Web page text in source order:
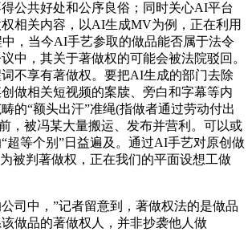
公共好处和公序良俗；同时关心AI平台
相关内容，以AI生成MV为例，正在利用
，当今AI手艺参取的做品能否属于法令
中，其关于著做权的可能会被法院驳回。
不享有著做权。要把AI生成的部门去除
做相关短视频的案牍、旁白和字幕等内
的“额头出汗”准绳(指做者通过劳动付出
，被冯某大量搬运、发布并营利。可以或
超等个别”日益遍及。通过AI手艺对原创做
被判著做权，正在我们的平面设想工做
中，”记者留意到，著做权法的是做品
做品的著做权人，并非抄袭他人做